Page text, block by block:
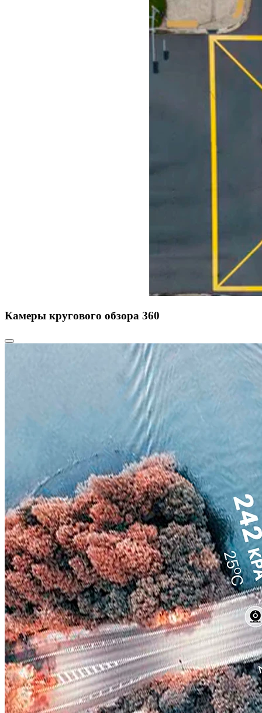
Камеры кругового обзора 360